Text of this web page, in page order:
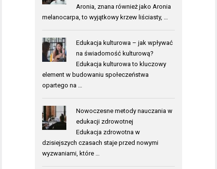
Aronia, znana również jako Aronia
melanocarpa, to wyjątkowy krzew liściasty, …
Edukacja kulturowa – jak wpływać
na świadomość kulturową?
Edukacja kulturowa to kluczowy
element w budowaniu społeczeństwa
opartego na …
Nowoczesne metody nauczania w
edukacji zdrowotnej
Edukacja zdrowotna w
dzisiejszych czasach staje przed nowymi
wyzwaniami, które …